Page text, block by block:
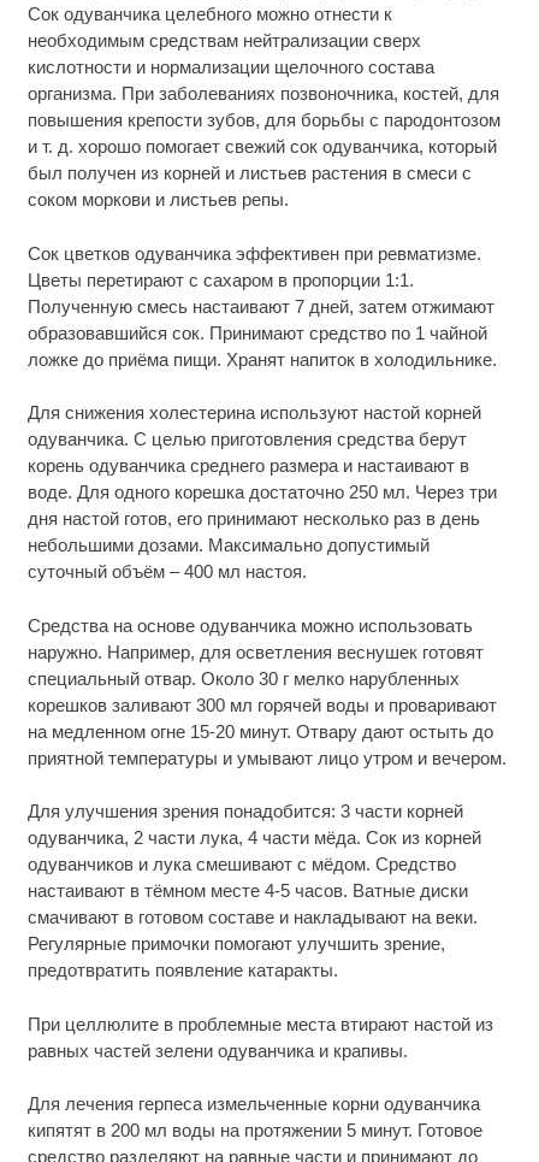
Сок одуванчика целебного можно отнести к
необходимым средствам нейтрализации сверх
кислотности и нормализации щелочного состава
организма. При заболеваниях позвоночника, костей, для
повышения крепости зубов, для борьбы с пародонтозом
и т. д. хорошо помогает свежий сок одуванчика, который
был получен из корней и листьев растения в смеси с
соком моркови и листьев репы.
Сок цветков одуванчика эффективен при ревматизме.
Цветы перетирают с сахаром в пропорции 1:1.
Полученную смесь настаивают 7 дней, затем отжимают
образовавшийся сок. Принимают средство по 1 чайной
ложке до приёма пищи. Хранят напиток в холодильнике.
Для снижения холестерина используют настой корней
одуванчика. С целью приготовления средства берут
корень одуванчика среднего размера и настаивают в
воде. Для одного корешка достаточно 250 мл. Через три
дня настой готов, его принимают несколько раз в день
небольшими дозами. Максимально допустимый
суточный объём – 400 мл настоя.
Средства на основе одуванчика можно использовать
наружно. Например, для осветления веснушек готовят
специальный отвар. Около 30 г мелко нарубленных
корешков заливают 300 мл горячей воды и проваривают
на медленном огне 15-20 минут. Отвару дают остыть до
приятной температуры и умывают лицо утром и вечером.
Для улучшения зрения понадобится: 3 части корней
одуванчика, 2 части лука, 4 части мёда. Сок из корней
одуванчиков и лука смешивают с мёдом. Средство
настаивают в тёмном месте 4-5 часов. Ватные диски
смачивают в готовом составе и накладывают на веки.
Регулярные примочки помогают улучшить зрение,
предотвратить появление катаракты.
При целлюлите в проблемные места втирают настой из
равных частей зелени одуванчика и крапивы.
Для лечения герпеса измельченные корни одуванчика
кипятят в 200 мл воды на протяжении 5 минут. Готовое
средство разделяют на равные части и принимают до